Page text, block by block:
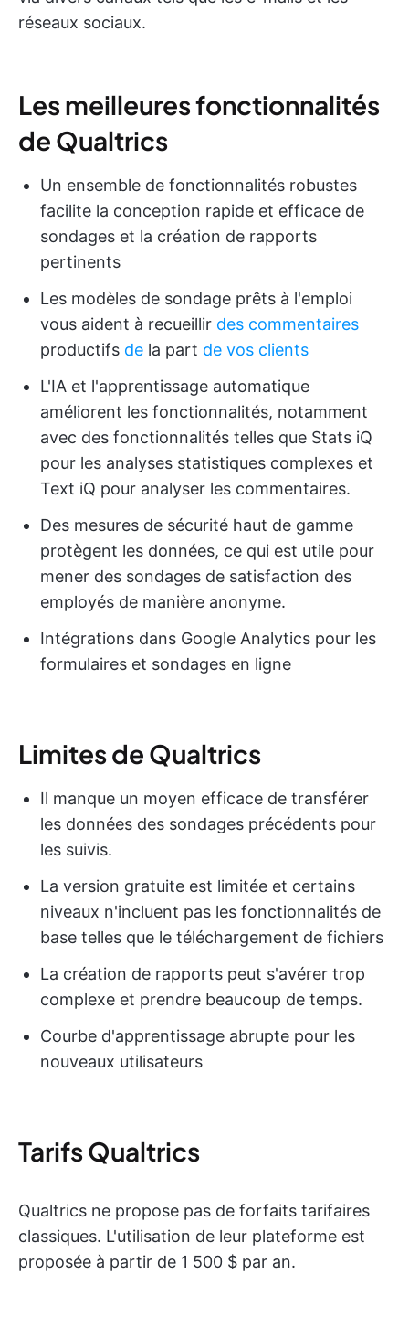
réseaux sociaux.
Les meilleures fonctionnalités
de Qualtrics
Un ensemble de fonctionnalités robustes
facilite la conception rapide et efficace de
sondages et la création de rapports
pertinents
Les modèles de sondage prêts à l'emploi
vous aident à recueillir des commentaires
productifs de la part de vos clients
L'IA et l'apprentissage automatique
améliorent les fonctionnalités, notamment
avec des fonctionnalités telles que Stats iQ
pour les analyses statistiques complexes et
Text iQ pour analyser les commentaires.
Des mesures de sécurité haut de gamme
protègent les données, ce qui est utile pour
mener des sondages de satisfaction des
employés de manière anonyme.
Intégrations dans Google Analytics pour les
formulaires et sondages en ligne
Limites de Qualtrics
Il manque un moyen efficace de transférer
les données des sondages précédents pour
les suivis.
La version gratuite est limitée et certains
niveaux n'incluent pas les fonctionnalités de
base telles que le téléchargement de fichiers
La création de rapports peut s'avérer trop
complexe et prendre beaucoup de temps.
Courbe d'apprentissage abrupte pour les
nouveaux utilisateurs
Tarifs Qualtrics
Qualtrics ne propose pas de forfaits tarifaires
classiques. L'utilisation de leur plateforme est
proposée à partir de 1 500 $ par an.